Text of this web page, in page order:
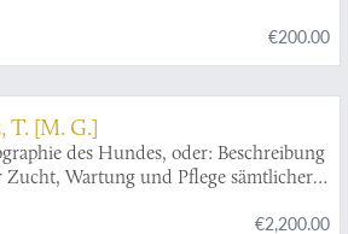
€200.00
T. [M. G.]
des Hundes, oder: Beschreibung
Zucht, Wartung und Pflege sämtlicher
€2,200.00